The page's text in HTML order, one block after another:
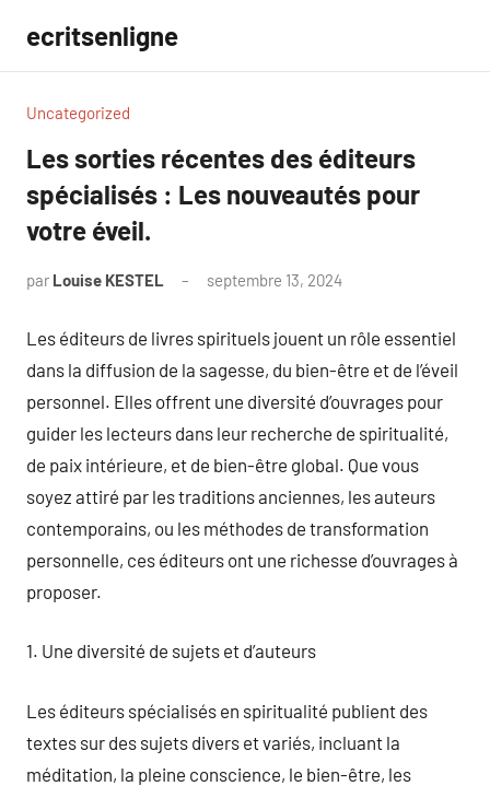
contenu
ecritsenligne
Uncategorized
Les sorties récentes des éditeurs
spécialisés : Les nouveautés pour
votre éveil.
par Louise KESTEL septembre 13, 2024
Les éditeurs de livres spirituels jouent un rôle essentiel
dans la diffusion de la sagesse, du bien-être et de l’éveil
personnel. Elles offrent une diversité d’ouvrages pour
guider les lecteurs dans leur recherche de spiritualité,
de paix intérieure, et de bien-être global. Que vous
soyez attiré par les traditions anciennes, les auteurs
contemporains, ou les méthodes de transformation
personnelle, ces éditeurs ont une richesse d’ouvrages à
proposer.
1. Une diversité de sujets et d’auteurs
Les éditeurs spécialisés en spiritualité publient des
textes sur des sujets divers et variés, incluant la
méditation, la pleine conscience, le bien-être, les